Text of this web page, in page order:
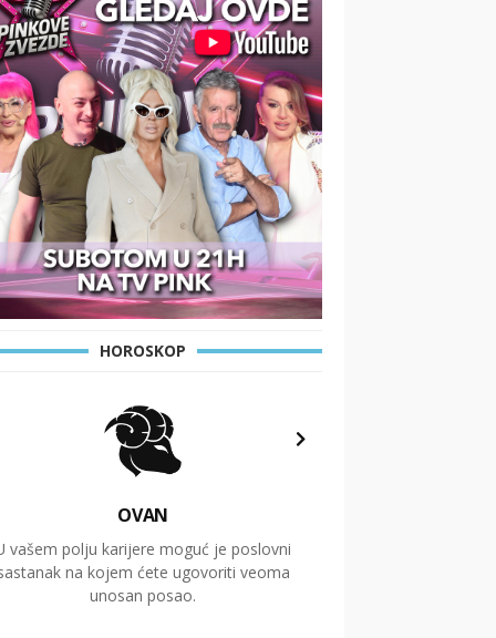
HOROSKOP
OVAN
vašem polju karijere moguć je poslovni
na kojem ćete ugovoriti veoma
unosan posao.